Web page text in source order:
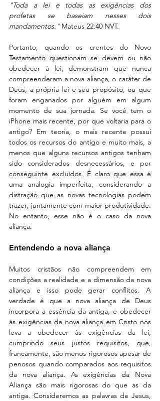
"Toda a lei e todas as exigências dos
profetas se baseiam nesses dois
mandamentos." Mateus 22:40 NVT.
Portanto, quando os crentes do Novo
Testamento questionam se devem ou não
obedecer à lei, demonstram que nunca
compreenderam a nova aliança, o caráter de
Deus, a própria lei e seu propósito, ou que
foram enganados por alguém em algum
momento de sua jornada. Se você tem o
iPhone mais recente, por que voltaria para o
antigo? Em teoria, o mais recente possui
todos os recursos do antigo e muito mais, a
menos que alguns recursos antigos tenham
sido considerados desnecessários, e por
conseguinte excluídos. É claro que essa é
uma analogia imperfeita, considerando a
distração que as novas tecnologias podem
trazer, juntamente com maior produtividade.
No entanto, esse não é o caso da nova
aliança.
Entendendo a nova aliança
Muitos cristãos não compreendem em
condições a realidade e a dimensão da nova
aliança e isso pode gerar conflitos. A
verdade é que a nova aliança de Deus
incorpora a essência da antiga, e obedecer
às exigências da nova aliança em Cristo nos
leva a obedecer às exigências da lei,
cumprindo seus justos requisitos, que,
francamente, são menos rigorosos apesar de
penosos quando comparados aos requisitos
da nova aliança. As exigências da Nova
Aliança são mais rigorosas do que as da